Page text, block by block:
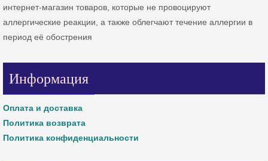
интернет-магазин товаров, которые не провоцируют
аллергические реакции, а также облегчают течение аллергии в
период её обострения
Информация
Оплата и доставка
Политика возврата
Политика конфиденциальности